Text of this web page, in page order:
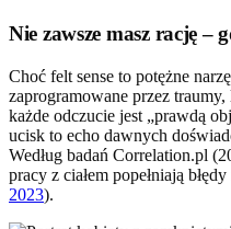
Nie zawsze masz rację –
Choć felt sense to potężne
zaprogramowane przez
każde odczucie jest „prawdą
ucisk to echo dawnych
Według badań Correlation.pl
pracy z ciałem popełniają
2023).